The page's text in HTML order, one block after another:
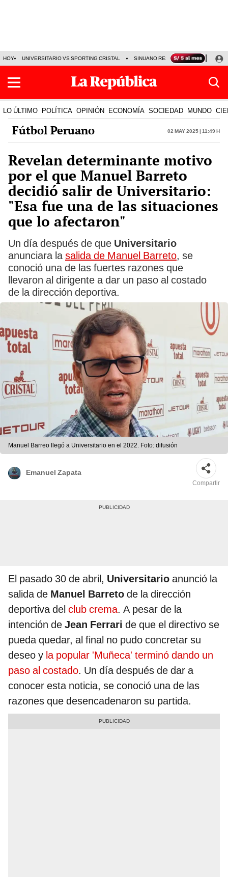
HOY UNIVERSITARIO VS SPORTING CRISTAL SINUANO RESULTADOS HOY
LO ÚLTIMO POLÍTICA OPINIÓN ECONOMÍA SOCIEDAD MUNDO
Fútbol Peruano 02 May 2025 | 11:49 h
Revelan determinante motivo
por el que Manuel Barreto
decidió salir de Universitario:
"Esa fue una de las situaciones
que lo afectaron"
Un día después de que Universitario
anunciara la salida de Manuel Barreto, se
conoció una de las fuertes razones que
llevaron al dirigente a dar un paso al costado
de la dirección deportiva.
Manuel Barreo llegó a Universitario en el 2022. Foto: difusión
Emanuel Zapata
Compartir
El pasado 30 de abril, Universitario anunció la
salida de Manuel Barreto de la dirección
deportiva del club crema. A pesar de la
intención de Jean Ferrari de que el directivo se
pueda quedar, al final no pudo concretar su
deseo y la popular 'Muñeca' terminó dando un
paso al costado. Un día después de dar a
conocer esta noticia, se conoció una de las
razones que desencadenaron su partida.